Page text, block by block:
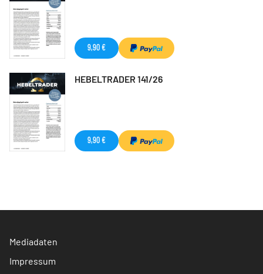
9,90 €
HEBELTRADER 141/26
9,90 €
Mediadaten
Impressum